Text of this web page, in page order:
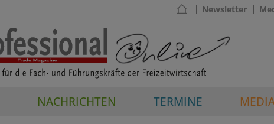
Newsletter
NACHRICHTEN TERMINE